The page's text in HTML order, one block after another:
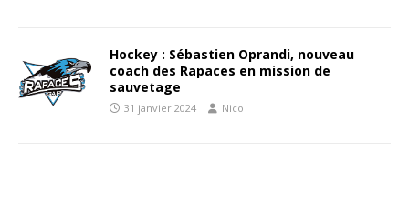
Hockey : Sébastien Oprandi, nouveau
coach des Rapaces en mission de
sauvetage
31 janvier 2024 Nico